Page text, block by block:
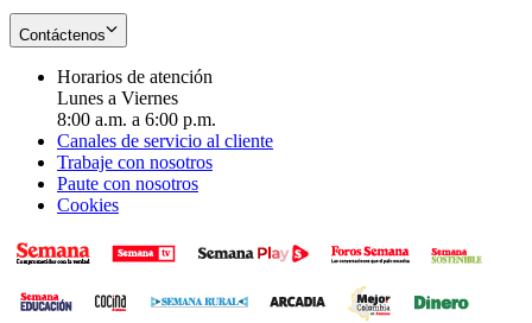
Contáctenos
Horarios de atención
Lunes a Viernes
8:00 a.m. a 6:00 p.m.
Canales de servicio al cliente
Trabaje con nosotros
Paute con nosotros
Cookies